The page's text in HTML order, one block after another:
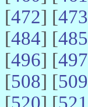
[472] [473
[484] [485
[496] [497
[508] [509